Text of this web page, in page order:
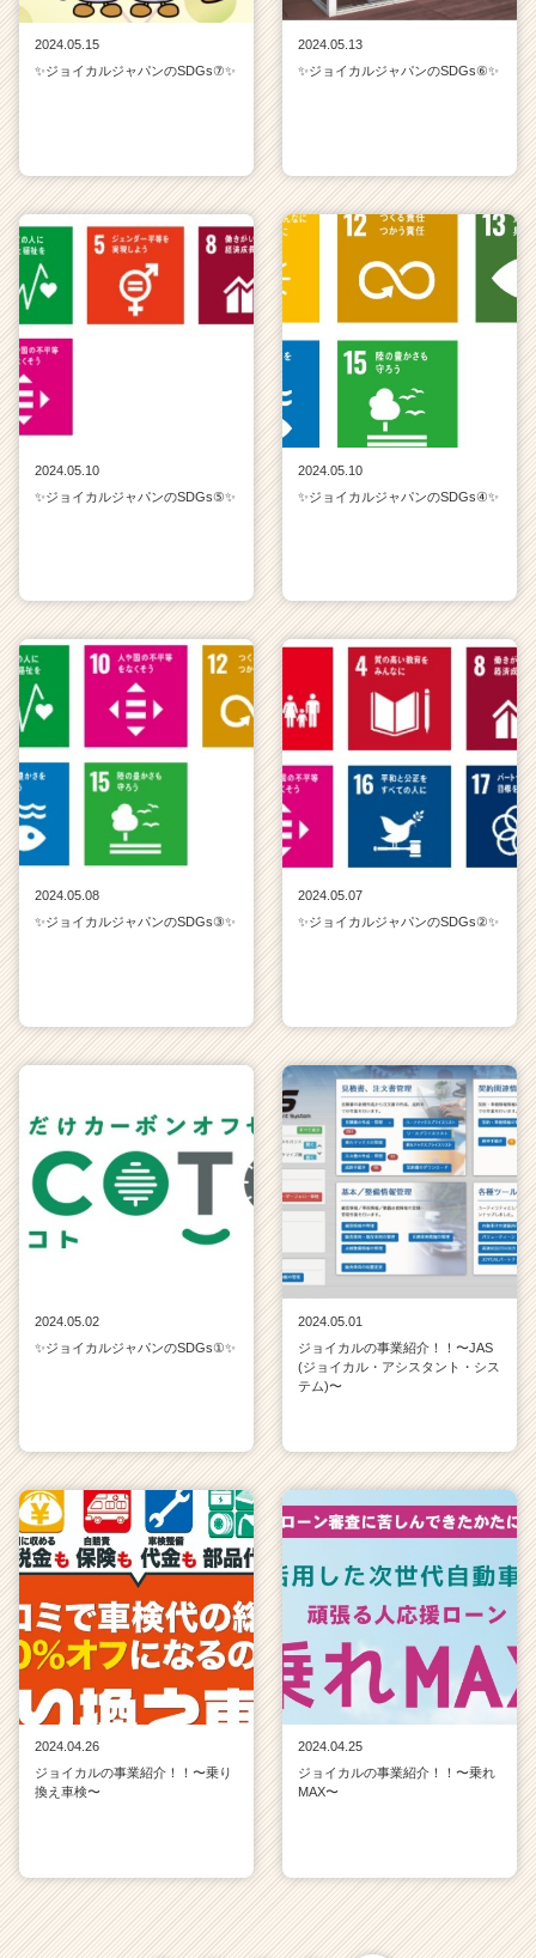
2024.05.15
✨ジョイカルジャパンのSDGs⑦✨
2024.05.13
✨ジョイカルジャパンのSDGs⑥✨
2024.05.10
✨ジョイカルジャパンのSDGs⑤✨
2024.05.10
✨ジョイカルジャパンのSDGs④✨
2024.05.08
✨ジョイカルジャパンのSDGs③✨
2024.05.07
✨ジョイカルジャパンのSDGs②✨
2024.05.02
✨ジョイカルジャパンのSDGs①✨
2024.05.01
ジョイカルの事業紹介！！〜JAS
(ジョイカル・アシスタント・シス
テム)〜
2024.04.26
ジョイカルの事業紹介！！〜乗り
換え車検〜
2024.04.25
ジョイカルの事業紹介！！〜乗れ
MAX〜